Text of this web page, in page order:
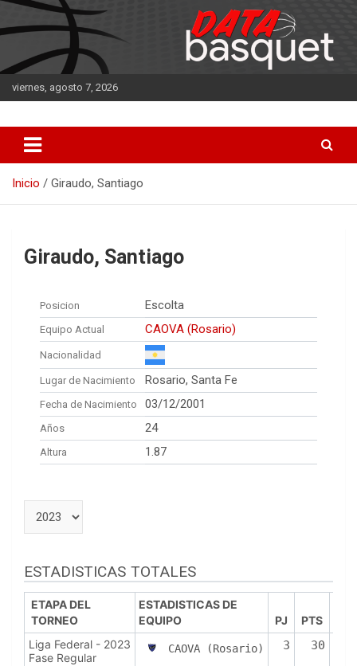
Saltar
al
contenido
viernes, agosto 7, 2026
DATA Basquet
Inicio Giraudo, Santiago
Giraudo, Santiago
Posicion Escolta
Equipo Actual CAOVA (Rosario)
Nacionalidad
Lugar de Nacimiento Rosario, Santa Fe
Fecha de Nacimiento 03/12/2001
Años 24
Altura 1.87
ESTADISTICAS TOTALES
ETAPA DEL
TORNEO
ESTADISTICAS DE
EQUIPO
PJ PTS
Liga Federal - 2023
Fase Regular
CAOVA (Rosario) 3 30